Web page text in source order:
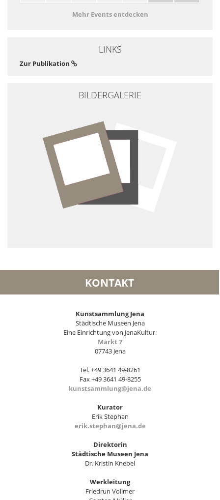
Mehr Events entdecken
LINKS
Zur Publikation
BILDERGALERIE
KONTAKT
Kunstsammlung Jena
Städtische Museen Jena
Eine Einrichtung von JenaKultur.
Markt 7
07743 Jena
Tel. +49 3641 49-8261
Fax +49 3641 49-8255
kunstsammlung@jena.de
Kurator
Erik Stephan
erik.stephan@jena.de
Direktorin
Städtische Museen Jena
Dr. Kristin Knebel
Werkleitung
Friedrun Vollmer